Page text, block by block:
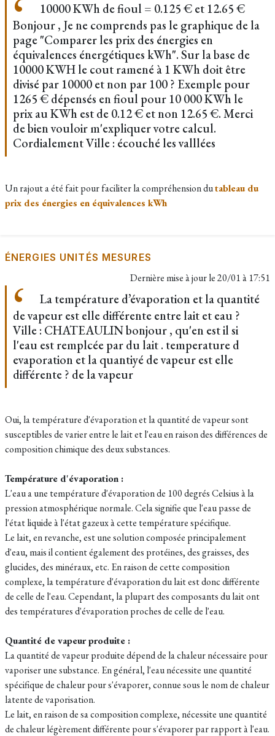
10000 KWh de fioul = 0.125 € et 12.65 €
Bonjour , Je ne comprends pas le graphique de la
page "Comparer les prix des énergies en
équivalences énergétiques kWh". Sur la base de
10000 KWH le cout ramené à 1 KWh doit être
divisé par 10000 et non par 100 ? Exemple pour
1265 € dépensés en fioul pour 10 000 KWh le
prix au KWh est de 0.12 € et non 12.65 €. Merci
de bien vouloir m'expliquer votre calcul.
Cordialement Ville : écouché les valllées
Un rajout a été fait pour faciliter la compréhension dutableau du
prix des énergies en équivalences kWh
ÉNERGIES UNITÉS MESURES
Dernière mise à jour le20/01 à 17:51
La température d’évaporation et la quantité
de vapeur est elle différente entre lait et eau ?
Ville : CHATEAULIN bonjour , qu'en est il si
l'eau est remplcée par du lait . temperature d
evaporation et la quantiyé de vapeur est elle
différente ? de la vapeur
Oui, la température d'évaporation et la quantité de vapeur sont
susceptibles de varier entre le lait et l'eau en raison des différences de
composition chimique des deux substances.
Température d'évaporation :
L'eau a une température d'évaporation de 100 degrés Celsius à la
pression atmosphérique normale. Cela signifie que l'eau passe de
l'état liquide à l'état gazeux à cette température spécifique.
Le lait, en revanche, est une solution composée principalement
d'eau, mais il contient également des protéines, des graisses, des
glucides, des minéraux, etc. En raison de cette composition
complexe, la température d'évaporation du lait est donc différente
de celle de l'eau. Cependant, la plupart des composants du lait ont
des températures d'évaporation proches de celle de l'eau.
Quantité de vapeur produite :
La quantité de vapeur produite dépend de la chaleur nécessaire pour
vaporiser une substance. En général, l'eau nécessite une quantité
spécifique de chaleur pour s'évaporer, connue sous le nom de chaleur
latente de vaporisation.
Le lait, en raison de sa composition complexe, nécessite une quantité
de chaleur légèrement différente pour s'évaporer par rapport à l'eau.